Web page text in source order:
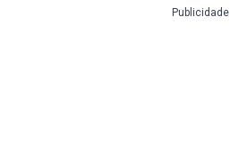
Publicidade